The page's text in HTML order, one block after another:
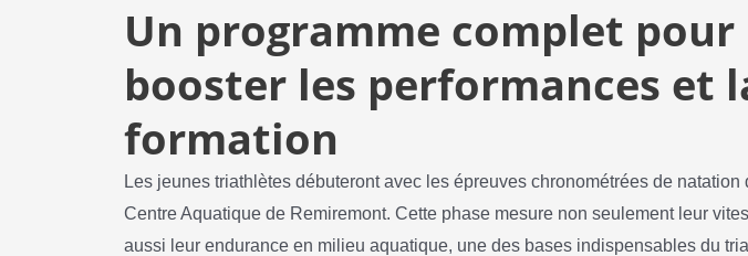
Un programme complet pour
booster les performances et
formation
Les jeunes triathlètes débuteront avec les épreuves chronométrées de natation
Centre Aquatique de Remiremont. Cette phase mesure non seulement leur
aussi leur endurance en milieu aquatique, une des bases indispensables du